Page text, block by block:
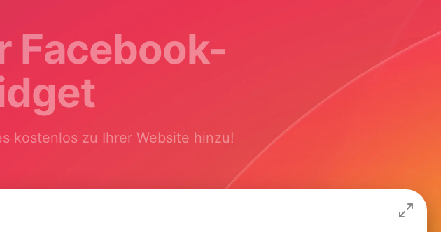
Facebook-
kostenlos zu Ihrer Website hinzu!